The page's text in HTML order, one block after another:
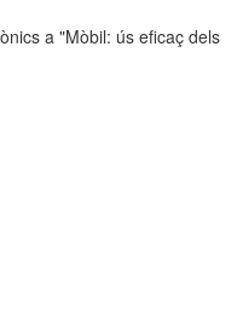
a "Mòbil: ús eficaç dels